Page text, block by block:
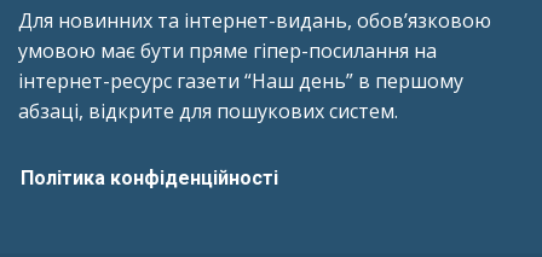
Для новинних та інтернет-видань, обов’язковою
умовою має бути пряме гіпер-посилання на
інтернет-ресурс газети “Наш день” в першому
абзаці, відкрите для пошукових систем.
Політика конфіденційності